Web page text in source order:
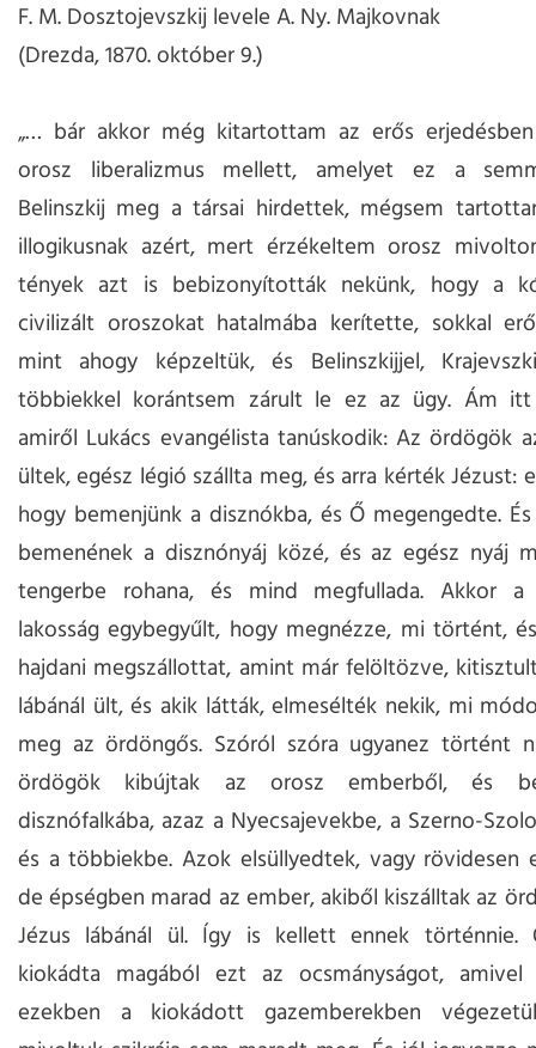
F. M. Dosztojevszkij levele A. Ny. Majkovnak
(Drezda, 1870. október 9.)
„… bár akkor még kitartottam az erős
orosz liberalizmus mellett, amelyet ez a
Belinszkij meg a társai hirdettek, mégsem
illogikusnak azért, mert érzékeltem orosz
tények azt is bebizonyították nekünk, hogy a
civilizált oroszokat hatalmába kerítette, sokkal
mint ahogy képzeltük, és Belinszkijjel,
többiekkel korántsem zárult le ez az ügy. Ám
amiről Lukács evangélista tanúskodik: Az ördögök
ültek, egész légió szállta meg, és arra kérték Jézust:
hogy bemenjünk a disznókba, és Ő megengedte.
bemenének a disznónyáj közé, és az egész nyáj
tengerbe rohana, és mind megfullada. Akkor a
lakosság egybegyűlt, hogy megnézze, mi történt,
hajdani megszállottat, amint már felöltözve,
lábánál ült, és akik látták, elmesélték nekik, mi
meg az ördöngős. Szóról szóra ugyanez történt
ördögök kibújtak az orosz emberből, és
disznófalkába, azaz a Nyecsajevekbe, a Szerno-
és a többiekbe. Azok elsüllyedtek, vagy rövidesen
de épségben marad az ember, akiből kiszálltak az
Jézus lábánál ül. Így is kellett ennek történnie.
kiokádta magából ezt az ocsmányságot,
ezekben a kiokádott gazemberekben